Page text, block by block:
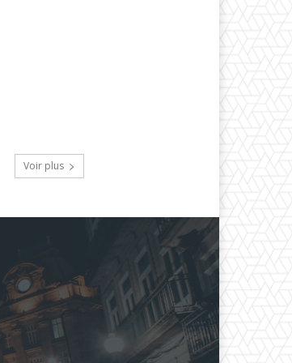
Voir plus